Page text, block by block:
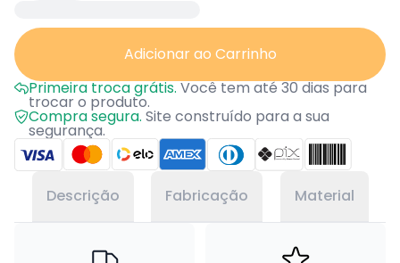
Adicionar ao Carrinho
Primeira troca grátis.Você tem até 30 dias para
trocar o produto.
Compra segura. Site construído para a sua
segurança.
Descrição Fabricação Material